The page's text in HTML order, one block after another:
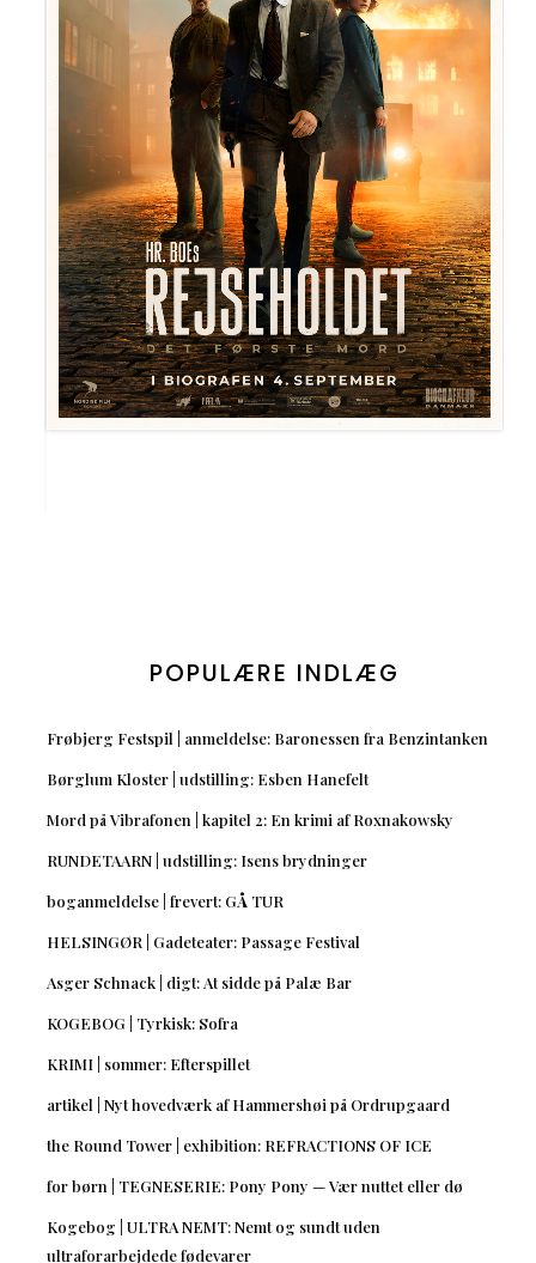
POPULÆRE INDLÆG
Frøbjerg Festspil | anmeldelse: Baronessen fra Benzintanken
Børglum Kloster | udstilling: Esben Hanefelt
Mord på Vibrafonen | kapitel 2: En krimi af Roxnakowsky
RUNDETAARN | udstilling: Isens brydninger
boganmeldelse | frevert: GÅ TUR
HELSINGØR | Gadeteater: Passage Festival
Asger Schnack | digt: At sidde på Palæ Bar
KOGEBOG | Tyrkisk: Sofra
KRIMI | sommer: Efterspillet
artikel | Nyt hovedværk af Hammershøi på Ordrupgaard
the Round Tower | exhibition: REFRACTIONS OF ICE
for børn | TEGNESERIE: Pony Pony — Vær nuttet eller dø
Kogebog | ULTRA NEMT: Nemt og sundt uden
ultraforarbejdede fødevarer